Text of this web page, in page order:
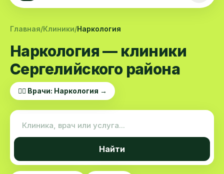
Главная/Клиники/Наркология
Наркология — клиники
Сергелийского района
👨‍⚕️ Врачи: Наркология →
Найти